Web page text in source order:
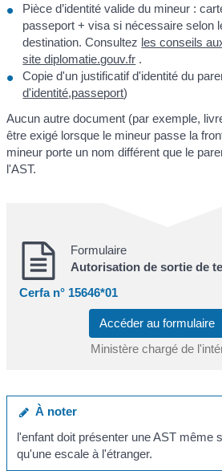
Pièce d’identité valide du mineur :
passeport + visa si nécessaire selon
destination. Consultez les conseils
site diplomatie.gouv.fr .
Copie d'un justificatif d'identité du
d'identité,passeport)
Aucun autre document (par exemple,
être exigé lorsque le mineur passe la
mineur porte un nom différent que le
l'AST.
Formulaire
Autorisation de sortie de
Cerfa n° 15646*01
Accéder au formulaire
Ministère chargé de
À noter
l'enfant doit présenter une AST même
qu'une escale à l'étranger.